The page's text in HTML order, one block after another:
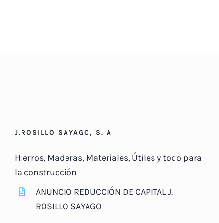
J.ROSILLO SAYAGO, S. A
Hierros, Maderas, Materiales, Útiles y todo para
la construcción
ANUNCIO REDUCCIÓN DE CAPITAL J.
ROSILLO SAYAGO